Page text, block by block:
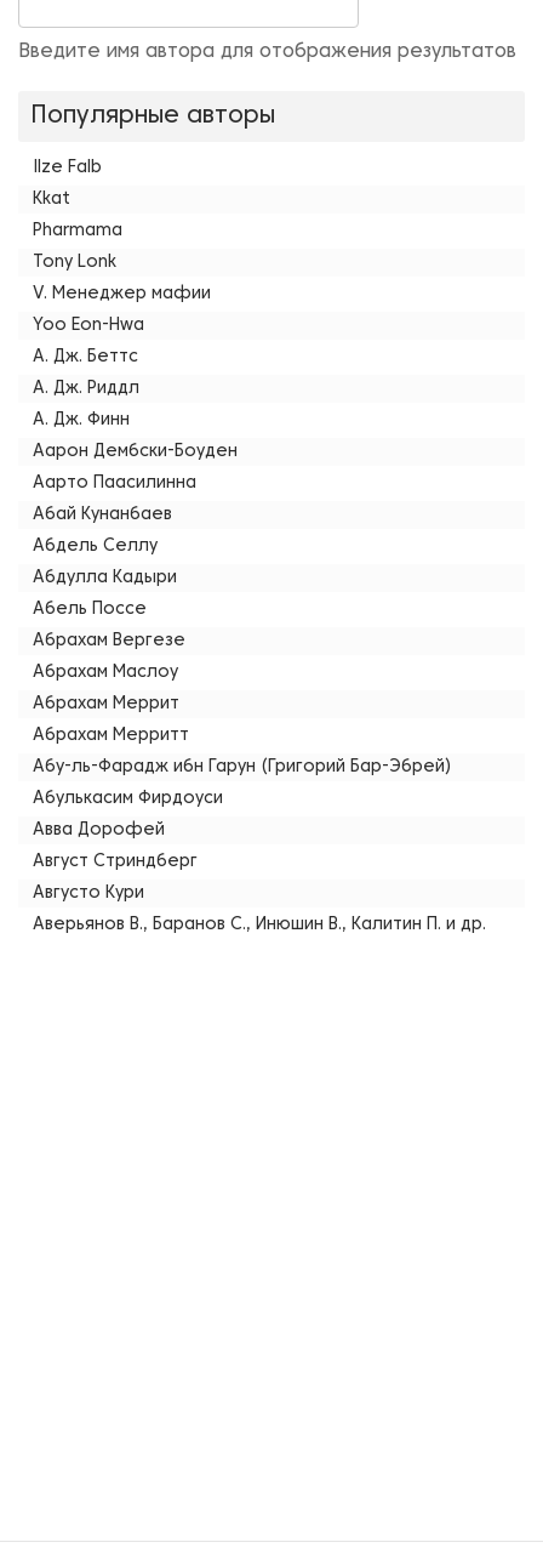
Введите имя автора для отображения результатов
Популярные авторы
Ilze Falb
Kkat
Pharmama
Tony Lonk
V. Менеджер мафии
Yoo Eon-Hwa
А. Дж. Беттс
А. Дж. Риддл
А. Дж. Финн
Аарон Дембски-Боуден
Аарто Паасилинна
Абай Кунанбаев
Абдель Селлу
Абдулла Кадыри
Абель Поссе
Абрахам Вергезе
Абрахам Маслоу
Абрахам Меррит
Абрахам Мерритт
Абу-ль-Фарадж ибн Гарун (Григорий Бар-Эбрей)
Абулькасим Фирдоуси
Авва Дорофей
Август Стриндберг
Августо Кури
Аверьянов В., Баранов С., Инюшин В., Калитин П. и др.